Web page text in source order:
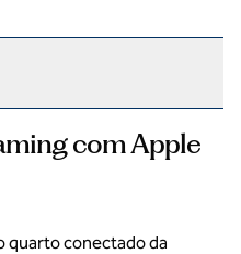
com Apple
quarto conectado da